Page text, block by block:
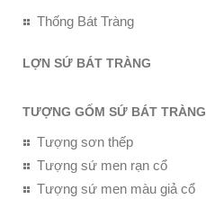
Thống Bát Tràng
LỢN SỨ BÁT TRÀNG
TƯỢNG GỐM SỨ BÁT TRÀNG
Tượng sơn thếp
Tượng sứ men rạn cổ
Tượng sứ men màu giả cổ